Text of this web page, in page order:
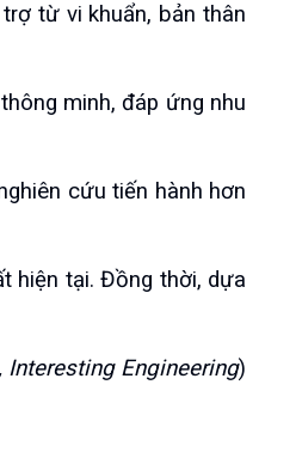
từ vi khuẩn, bản thân
minh, đáp ứng nhu
cứu tiến hành hơn
hiện tại. Đồng thời, dựa
Interesting Engineering)